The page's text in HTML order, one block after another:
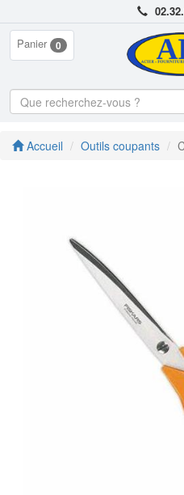
Panier 0
Accueil Outils coupants